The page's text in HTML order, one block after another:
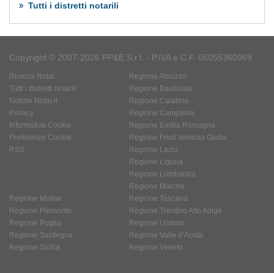
Tutti i distretti notarili
Copyright © 2007-2026 PP&E S.r.l. - P.IVA e C.F. 05055360969
Ricerca Notai
Tutti i distretti notarili
Notizie Notai.it
Privacy
Informativa Cookie
Preferenze Cookie
RSS
Regione Abruzzo
Regione Basilicata
Regione Calabria
Regione Campania
Regione Emilia Romagna
Regione Friuli Venezia Giulia
Regione Lazio
Regione Liguria
Regione Lombardia
Regione Marche
Regione Molise
Regione Piemonte
Regione Puglia
Regione Sardegna
Regione Sicilia
Regione Toscana
Regione Trentino Alto Adige
Regione Umbria
Regione Valle d’Aosta
Regione Veneto